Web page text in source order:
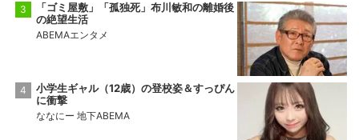
「ゴミ屋敷」「孤独死」布川敏和の離婚後
の絶望生活
ABEMAエンタメ
小学生ギャル（12歳）の登校姿＆すっぴん
に衝撃
ななにー 地下ABEMA